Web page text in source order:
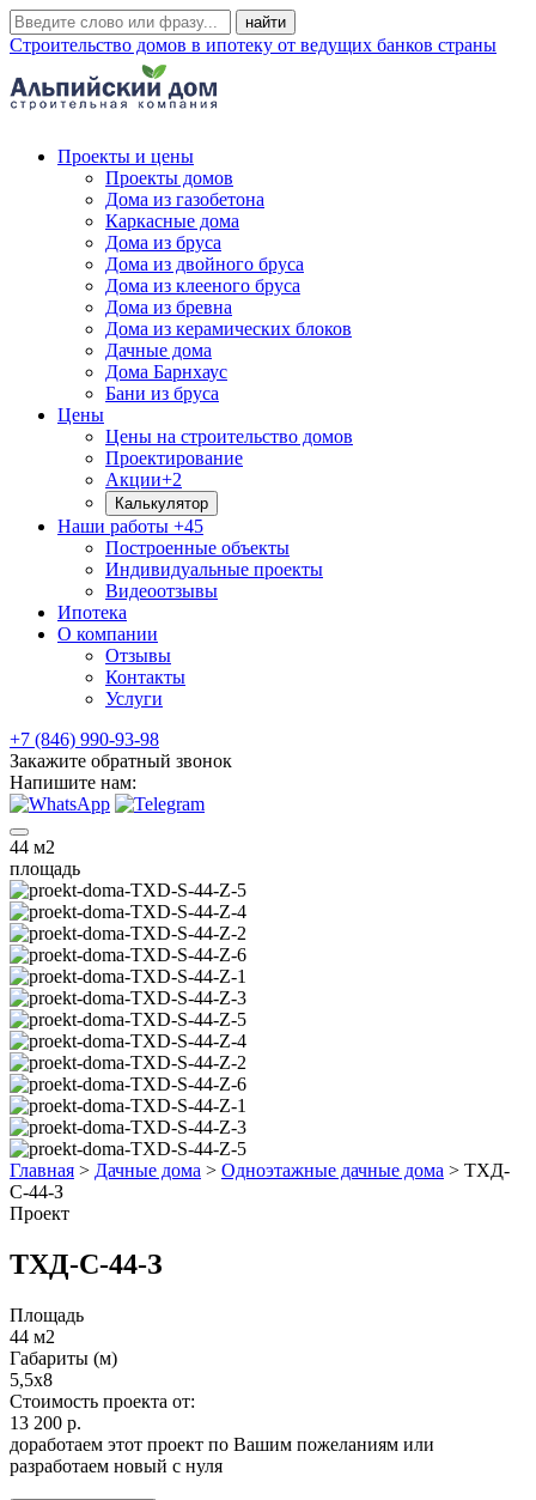
Строительство домов в ипотеку от ведущих банков страны
Проекты и цены
Проекты домов
Дома из газобетона
Каркасные дома
Дома из бруса
Дома из двойного бруса
Дома из клееного бруса
Дома из бревна
Дома из керамических блоков
Дачные дома
Дома Барнхаус
Бани из бруса
Цены
Цены на строительство домов
Проектирование
Акции+2
Калькулятор
Наши работы +45
Построенные объекты
Индивидуальные проекты
Видеоотзывы
Ипотека
О компании
Отзывы
Контакты
Услуги
+7 (846) 990-93-98
Закажите обратный звонок
Напишите нам:
44 м2
площадь
Главная > Дачные дома > Одноэтажные дачные дома > ТХД-
С-44-З
Проект
ТХД-С-44-З
Площадь
44 м2
Габариты (м)
5,5x8
Стоимость проекта от:
13 200 р.
доработаем этот проект по Вашим пожеланиям или
разработаем новый с нуля